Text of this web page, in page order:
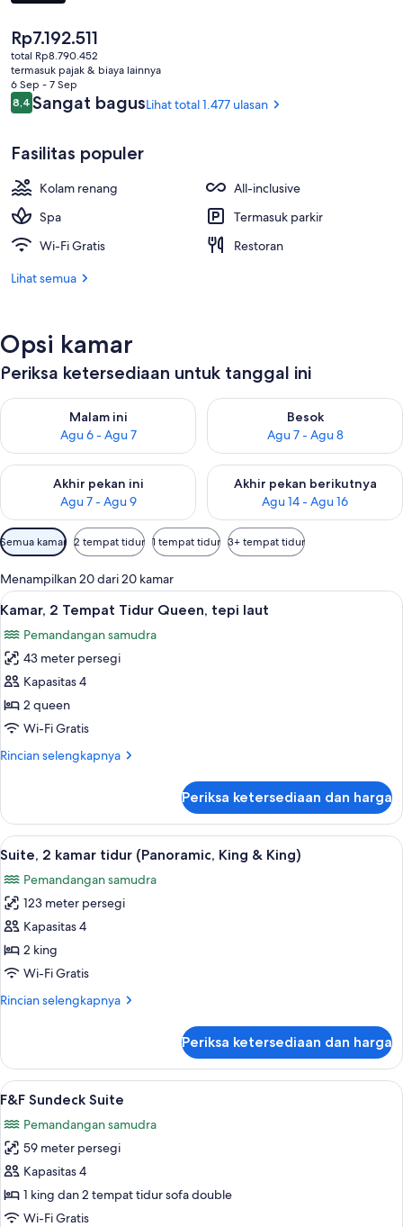
Harga
saat
ini
Rp7.192.511
Rp7.192.511
total Rp8.790.452
termasuk pajak & biaya lainnya
6 Sep - 7 Sep
Ulasan
8,48,4 dari 10
Sangat bagusLihat total 1.477 ulasan
Fasilitas populer
Kolam renang
All-inclusive
Spa
Termasuk parkir
Wi-Fi Gratis
Restoran
Lihat semua
Opsi kamar
Periksa ketersediaan untuk tanggal ini
Malam ini
Agu 6 - Agu 7
Periksa ketersediaan untuk malam ini Agu 6 - Agu 7
Besok
Agu 7 - Agu 8
Periksa ketersediaan untuk
Akhir pekan ini
Agu 7 - Agu 9
Periksa ketersediaan untuk akhir pekan ini Agu 7 - Agu 9
Akhir pekan berikutnya
Agu 14 - Agu 16
Periksa ketersediaan untuk
Filter
tersedia
untuk
kamar
Semua kamar 2 tempat tidur 1 tempat tidur 3+ tempat tidur
Menampilkan 20 dari 20 kamar
Lihat
semua
foto
untuk
Kamar,
2
Tempat
Queen,
Kamar, 2 Tempat Tidur Queen, tepi
10
Kamar, 2 Tempat Tidur Queen, tepi laut
Pemandangan samudra
43 meter persegi
Kapasitas 4
2 queen
Wi-Fi Gratis
Rincian selengkapnya
Rincian
Kamar,
Tempat
Queen,
tepi
laut
Periksa ketersediaan dan harga
Lihat
semua
foto
untuk
Suite,
2
kamar
(Panoramic,
King)
Suite, 2 kamar tidur (Panoramic,
13
Suite, 2 kamar tidur (Panoramic, King & King)
Pemandangan samudra
123 meter persegi
Kapasitas 4
2 king
Wi-Fi Gratis
Rincian selengkapnya
Rincian
Suite,
kamar
(Panoramic,
King
&
King)
Periksa ketersediaan dan harga
Lihat
semua
foto
untuk
F&F
Sundeck
Suite
F&F Sundeck Suite | Minibar gratis,
15
F&F Sundeck Suite
Pemandangan samudra
59 meter persegi
Kapasitas 4
1 king dan 2 tempat tidur sofa double
Wi-Fi Gratis